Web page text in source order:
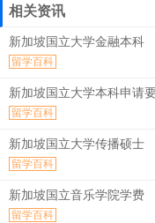
相关资讯
新加坡国立大学金融本科
留学百科
新加坡国立大学本科申请
留学百科
新加坡国立大学传播硕士
留学百科
新加坡国立音乐学院学费
留学百科